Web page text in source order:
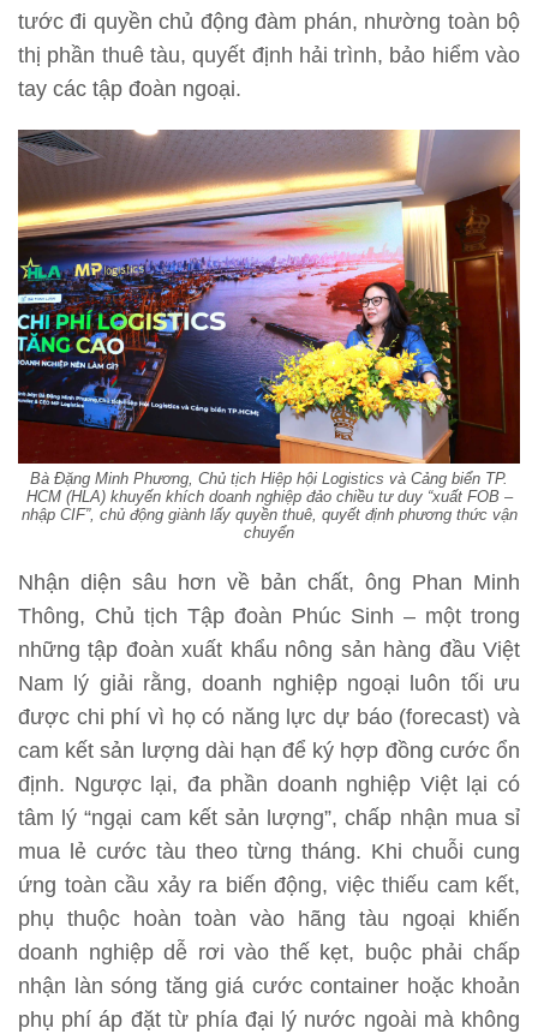
tước đi quyền chủ động đàm phán, nhường toàn bộ
thị phần thuê tàu, quyết định hải trình, bảo hiểm vào
tay các tập đoàn ngoại.
Bà Đặng Minh Phương, Chủ tịch Hiệp hội Logistics và Cảng biển TP.
HCM (HLA) khuyến khích doanh nghiệp đảo chiều tư duy “xuất FOB –
nhập CIF”, chủ động giành lấy quyền thuê, quyết định phương thức vận
chuyển
Nhận diện sâu hơn về bản chất, ông Phan Minh
Thông, Chủ tịch Tập đoàn Phúc Sinh – một trong
những tập đoàn xuất khẩu nông sản hàng đầu Việt
Nam lý giải rằng, doanh nghiệp ngoại luôn tối ưu
được chi phí vì họ có năng lực dự báo (forecast) và
cam kết sản lượng dài hạn để ký hợp đồng cước ổn
định. Ngược lại, đa phần doanh nghiệp Việt lại có
tâm lý “ngại cam kết sản lượng”, chấp nhận mua sỉ
mua lẻ cước tàu theo từng tháng. Khi chuỗi cung
ứng toàn cầu xảy ra biến động, việc thiếu cam kết,
phụ thuộc hoàn toàn vào hãng tàu ngoại khiến
doanh nghiệp dễ rơi vào thế kẹt, buộc phải chấp
nhận làn sóng tăng giá cước container hoặc khoản
phụ phí áp đặt từ phía đại lý nước ngoài mà không